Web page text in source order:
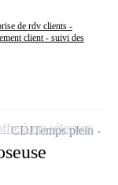
de rdv clients -
client - suivi des
CDITemps plein
à ma sélection